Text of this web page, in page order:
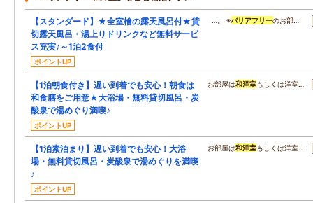
【スタンダード】★全室檜の露天風呂付★貸
切露天風呂・湯上りドリンクなど無料サービ
ス充実♪～1泊2食付
ポイントUP
…。 ※バリアフリーのお部…
【1泊朝食付き】遅い到着でも安心！朝食は
和食膳をご用意★大浴場・無料貸切風呂・炭
酸泉で湯めぐり満喫♪
ポイントUP
お部屋は和洋室もしくは洋室…
【1泊素泊まり】遅い到着でも安心！大浴
場・無料貸切風呂・炭酸泉で湯めぐりを満喫
♪
ポイントUP
お部屋は和洋室もしくは洋室…